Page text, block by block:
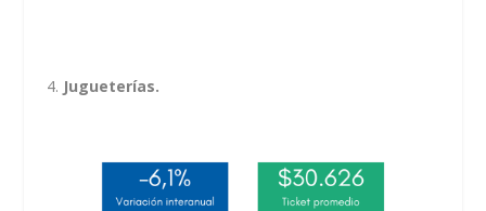
Jugueterías.